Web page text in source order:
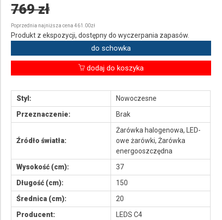
769 zł
Poprzednia najniższa cena 461.00zł
Produkt z ekspozycji, dostępny do wyczerpania zapasów.
do schowka
dodaj do koszyka
Styl:
Nowoczesne
Przeznaczenie:
Brak
Źródło światła:
Żarówka halogenowa, LED-
owe żarówki, Żarówka
energooszczędna
Wysokość (cm):
37
Długość (cm):
150
Średnica (cm):
20
Producent:
LEDS C4